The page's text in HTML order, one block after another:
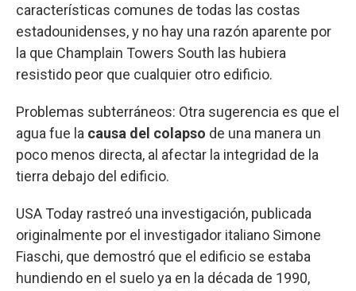
características comunes de todas las costas
estadounidenses, y no hay una razón aparente por
la que Champlain Towers South las hubiera
resistido peor que cualquier otro edificio.
Problemas subterráneos: Otra sugerencia es que el
agua fue la causa del colapso de una manera un
poco menos directa, al afectar la integridad de la
tierra debajo del edificio.
USA Today rastreó una investigación, publicada
originalmente por el investigador italiano Simone
Fiaschi, que demostró que el edificio se estaba
hundiendo en el suelo ya en la década de 1990,